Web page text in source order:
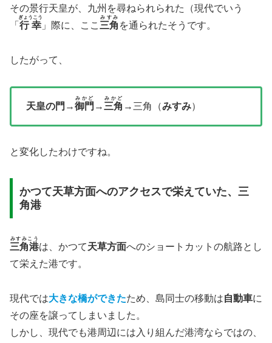
その景行天皇が、九州を尋ねられられた（現代でいう
「 行幸
ぎょうこう
」際に、ここ 三角
みすみ
を通られたそうです。
したがって、
天皇の門 →御門
みかど
→ 三角
みかど
→三角（みすみ）
と変化したわけですね。
かつて天草方面へのアクセスで栄えていた、三
角港
三角港
みすみこう
は、かつて天草方面へのショートカットの航路とし
て栄えた港です。
現代では大きな橋ができたため、島同士の移動は自動車に
その座を譲ってしまいました。
しかし、現代でも港周辺には入り組んだ港湾ならではの、